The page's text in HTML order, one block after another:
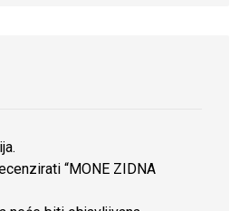
“MONE ZIDNA